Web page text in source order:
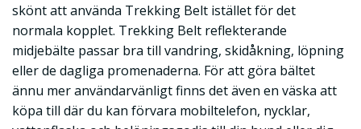
skönt att använda Trekking Belt istället för det
normala kopplet. Trekking Belt reflekterande
midjebälte passar bra till vandring, skidåkning, löpning
eller de dagliga promenaderna. För att göra bältet
ännu mer användarvänligt finns det även en väska att
köpa till där du kan förvara mobiltelefon, nycklar,